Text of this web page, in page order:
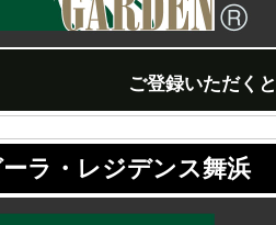
ご登録いただくと
ラ・レジデンス舞浜